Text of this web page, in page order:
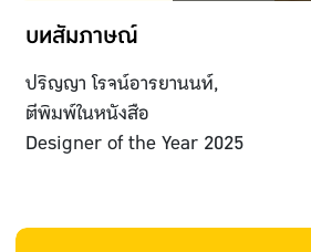
บทสัมภาษณ์
ปริญญา โรจน์อารยานนท์,
ตีพิมพ์ในหนังสือ
Designer of the Year 2025